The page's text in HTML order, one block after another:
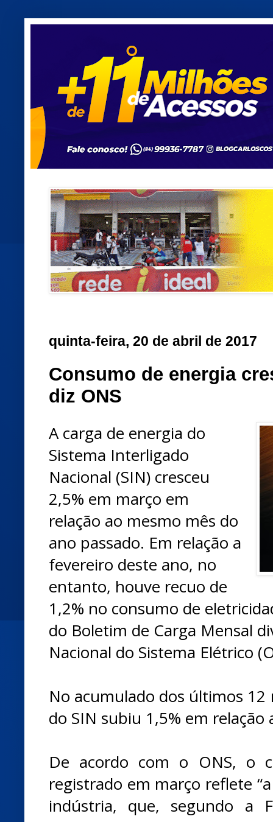
quinta-feira, 20 de abril de 2017
Consumo de energia
diz ONS
A carga de energia do
Sistema Interligado
Nacional (SIN) cresceu
2,5% em março em
relação ao mesmo mês do
ano passado. Em relação a
fevereiro deste ano, no
entanto, houve recuo de
1,2% no consumo de
do Boletim de Carga Mensal
Nacional do Sistema Elétrico
No acumulado dos últimos 12
do SIN subiu 1,5% em
De acordo com o ONS, o
registrado em março reflete
indústria, que, segundo a